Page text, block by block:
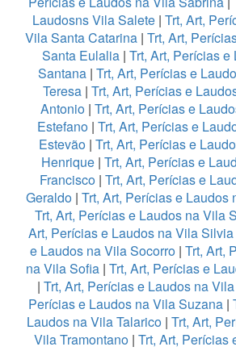
Laudosns Vila Salete | Trt, Art,
Vila Santa Catarina| Trt, Art,
Santa Eulalia | Trt, Art, Perícias
Santana | Trt, Art, Perícias e
Teresa | Trt, Art, Perícias e
Antonio| Trt, Art, Perícias e
Estefano| Trt, Art, Perícias e
Estevão | Trt, Art, Perícias e
Henrique| Trt, Art, Perícias e
Francisco | Trt, Art, Perícias e
Geraldo | Trt, Art, Perícias e Laudos
Trt, Art, Perícias e Laudos na Vila
Art, Perícias e Laudos na Vila Silvia
e Laudos na Vila Socorro | Trt, Art,
na Vila Sofia| Trt, Art, Perícias e
| Trt, Art, Perícias e Laudos na
Perícias e Laudos na Vila Suzana |
Laudos na Vila Talarico| Trt, Art,
Vila Tramontano| Trt, Art, Perícias